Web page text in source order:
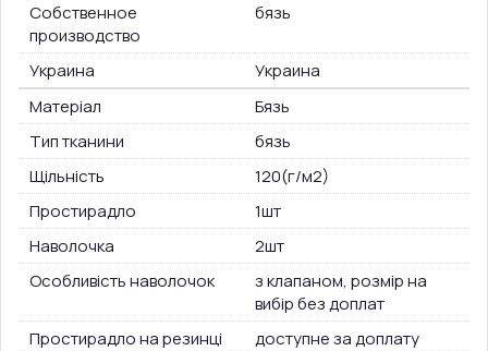
Собственное
производство
бязь
Украина
Украина
Матеріал
Бязь
Тип тканини
бязь
Щільність
120(г/м2)
Простирадло
1шт
Наволочка
2шт
Особливість наволочок
з клапаном, розмір на
вибір без доплат
Простирадло на резинці
доступне за доплату